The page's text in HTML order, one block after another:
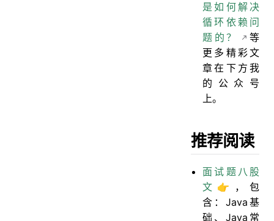
是如何解决
循环依赖问
题的？
等
更多精彩文
章在下方我
的公众号
上。
推荐阅读
面试题八股
文👉 ，包
含：Java基
础、Java常